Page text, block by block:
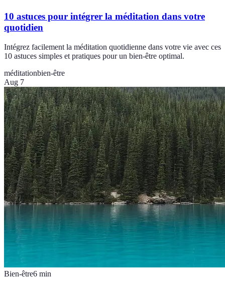
10 astuces pour intégrer la méditation dans votre
quotidien
Intégrez facilement la méditation quotidienne dans votre vie avec ces
10 astuces simples et pratiques pour un bien-être optimal.
méditationbien-être
Aug 7
Bien-être6 min